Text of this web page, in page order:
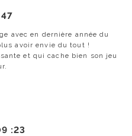
avec en dernière année du
avoir envie du tout !
et qui cache bien son jeu
:23